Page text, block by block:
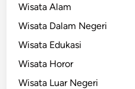
Wisata Alam
Wisata Dalam Negeri
Wisata Edukasi
Wisata Horor
Wisata Luar Negeri